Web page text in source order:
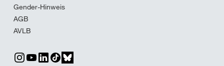
Gender-Hinweis
AGB
AVLB